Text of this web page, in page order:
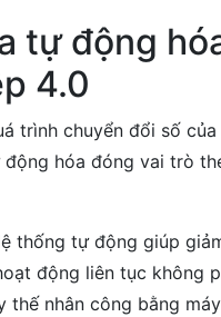
tự động
4.0
trình chuyển đổi số
hóa đóng vai trò
thống tự động giúp
động liên tục không
thế nhân công bằng